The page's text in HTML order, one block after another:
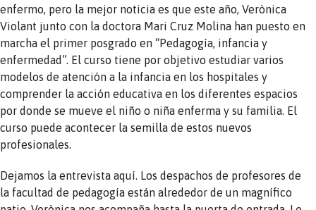
enfermo, pero la mejor noticia es que este año, Verònica
Violant junto con la doctora Mari Cruz Molina han puesto en
marcha el primer posgrado en “Pedagogía, infancia y
enfermedad”. El curso tiene por objetivo estudiar varios
modelos de atención a la infancia en los hospitales y
comprender la acción educativa en los diferentes espacios
por donde se mueve el niño o niña enferma y su familia. El
curso puede acontecer la semilla de estos nuevos
profesionales.
Dejamos la entrevista aquí. Los despachos de profesores de
la facultad de pedagogía están alrededor de un magnífico